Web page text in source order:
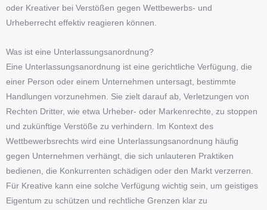
oder Kreativer bei Verstößen gegen Wettbewerbs- und
Urheberrecht effektiv reagieren können.
Was ist eine Unterlassungsanordnung?
Eine Unterlassungsanordnung ist eine gerichtliche Verfügung, die
einer Person oder einem Unternehmen untersagt, bestimmte
Handlungen vorzunehmen. Sie zielt darauf ab, Verletzungen von
Rechten Dritter, wie etwa Urheber- oder Markenrechte, zu stoppen
und zukünftige Verstöße zu verhindern. Im Kontext des
Wettbewerbsrechts wird eine Unterlassungsanordnung häufig
gegen Unternehmen verhängt, die sich unlauteren Praktiken
bedienen, die Konkurrenten schädigen oder den Markt verzerren.
Für Kreative kann eine solche Verfügung wichtig sein, um geistiges
Eigentum zu schützen und rechtliche Grenzen klar zu